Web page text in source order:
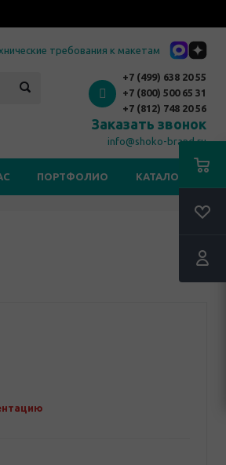
требования к макетам
+7 (499) 638 20 55
+7 (800) 500 65 31
+7 (812) 748 20 56
Заказать звонок
info@shoko-brand.ru
ПОРТФОЛИО КАТАЛОГИ